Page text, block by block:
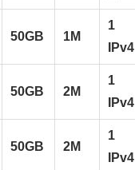
50GB 1M
1
IPv4
50GB 2M
1
IPv4
50GB 2M
1
IPv4